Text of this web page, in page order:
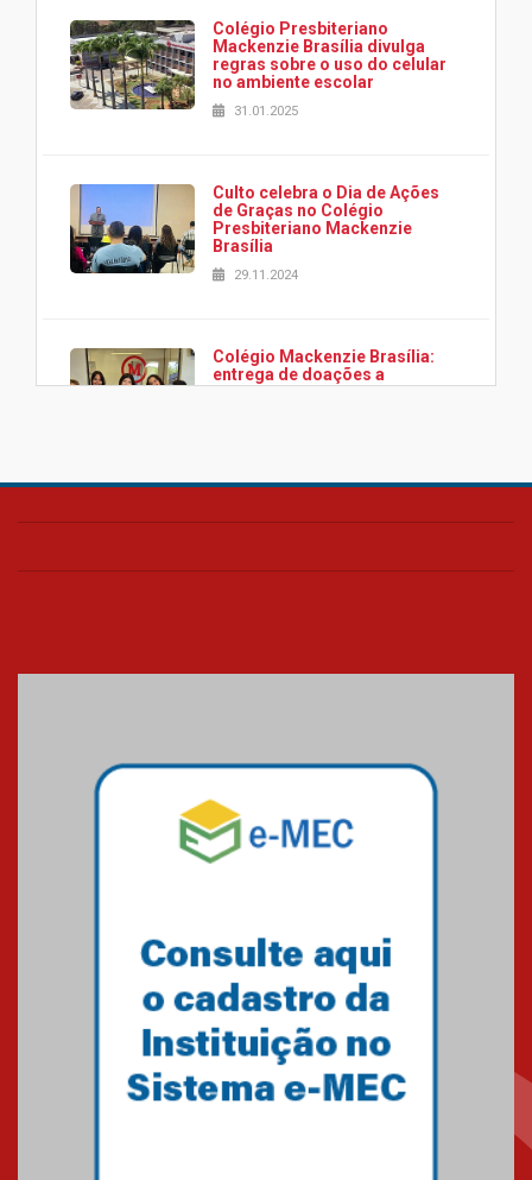
Colégio Presbiteriano
Mackenzie Brasília divulga
regras sobre o uso do celular
no ambiente escolar
31.01.2025
Culto celebra o Dia de Ações
de Graças no Colégio
Presbiteriano Mackenzie
Brasília
29.11.2024
Colégio Mackenzie Brasília:
entrega de doações a
associação Viver da Cidade
Colégio Presbiteriano
os funcionários
07.11.2024
Equipe de saltos ornamentais
do Mackenzie Brasília
Gravação do projeto “Mais de
31 mil vozes com a Palavra” é
realizado no Colégio
Mackenzie Brasília
25.10.2024